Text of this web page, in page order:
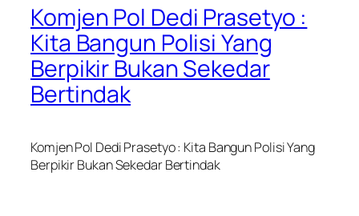
Komjen Pol Dedi Prasetyo :
Kita Bangun Polisi Yang
Berpikir Bukan Sekedar
Bertindak
Komjen Pol Dedi Prasetyo : Kita Bangun Polisi Yang
Berpikir Bukan Sekedar Bertindak